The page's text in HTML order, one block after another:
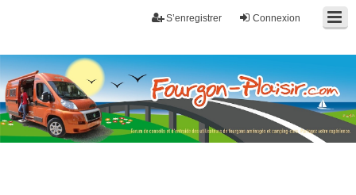
Connexion
S’enregistrer
Fourgon-plaisir.com
Forum de conseils et d'entraide des utilisateurs de fourgons, fourgons
aménagés, vans et de camping-car. Partagez votre expérience.